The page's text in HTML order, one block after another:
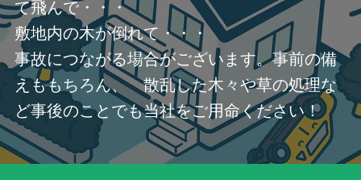
て飛んで・・・
敷地内の木が倒れて・・・
事故につながる場合がございます。事前の備
えももちろん、 散乱した木々や草の処理な
ど事後のことでも当社をご用命ください！